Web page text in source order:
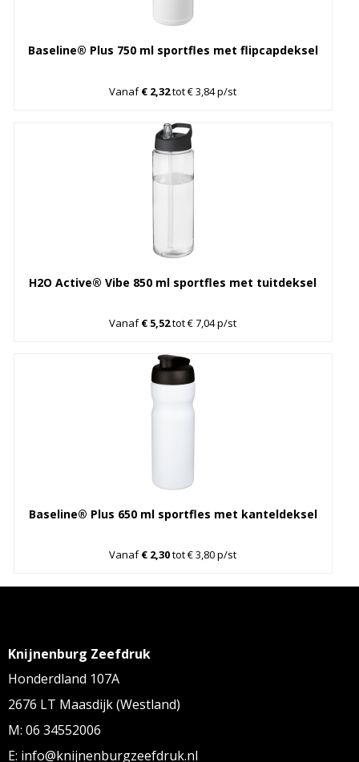
Baseline® Plus 750 ml sportfles met flipcapdeksel
Vanaf€ 2,32tot € 3,84 p/st
H2O Active® Vibe 850 ml sportfles met tuitdeksel
Vanaf€ 5,52tot € 7,04 p/st
Baseline® Plus 650 ml sportfles met kanteldeksel
Vanaf€ 2,30tot € 3,80 p/st
Knijnenburg Zeefdruk
Honderdland 107A
2676 LT Maasdijk (Westland)
M: 06 34552006
E: info@knijnenburgzeefdruk.nl